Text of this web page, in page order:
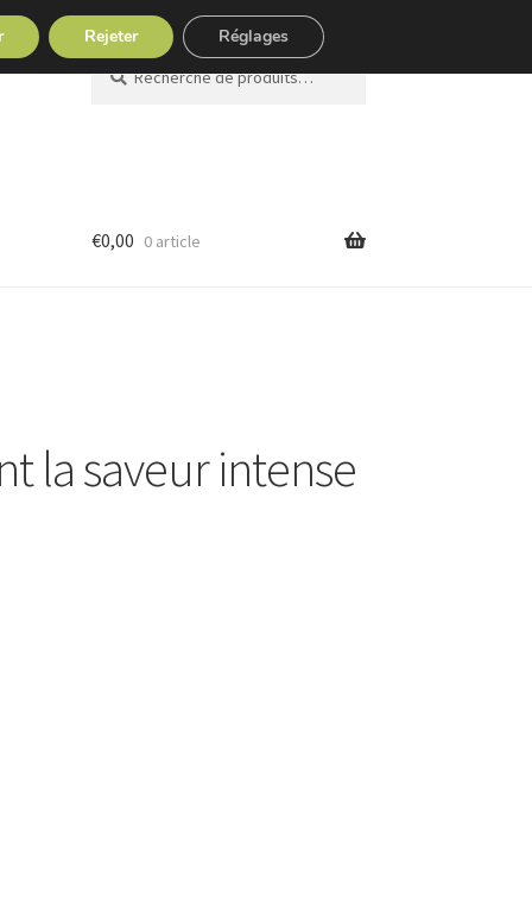
Recherche
pour :
Recherche
€0,00 0 article
la saveur intense
Rejeter Réglages